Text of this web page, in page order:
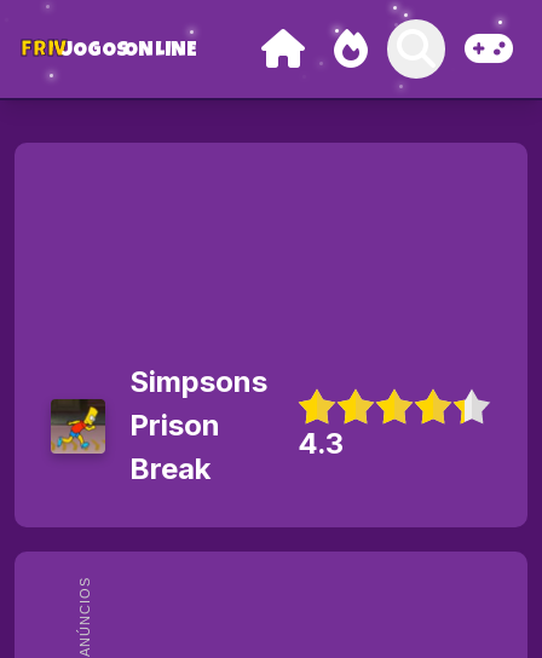
FRIVJOGOSONLINE
ANÚNCIOS
Simpsons
Prison
Break
4.3